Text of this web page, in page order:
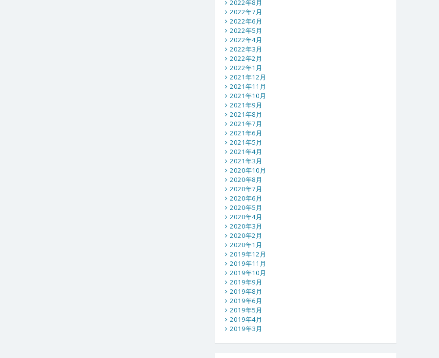
2022年8月
2022年7月
2022年6月
2022年5月
2022年4月
2022年3月
2022年2月
2022年1月
2021年12月
2021年11月
2021年10月
2021年9月
2021年8月
2021年7月
2021年6月
2021年5月
2021年4月
2021年3月
2020年10月
2020年8月
2020年7月
2020年6月
2020年5月
2020年4月
2020年3月
2020年2月
2020年1月
2019年12月
2019年11月
2019年10月
2019年9月
2019年8月
2019年6月
2019年5月
2019年4月
2019年3月